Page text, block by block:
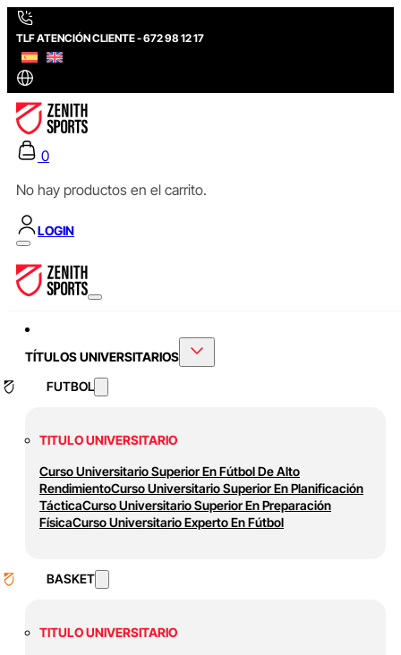
TLF ATENCIÓN CLIENTE - 672 98 12 17
0
No hay productos en el carrito.
LOGIN
TÍTULOS UNIVERSITARIOS
FUTBOL
TITULO UNIVERSITARIO
Curso Universitario Superior En Fútbol De Alto
RendimientoCurso Universitario Superior En Planificación
TácticaCurso Universitario Superior En Preparación
FísicaCurso Universitario Experto En Fútbol
BASKET
TITULO UNIVERSITARIO